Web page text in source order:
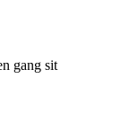
gang sit